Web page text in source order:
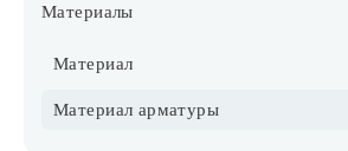
Материалы
Материал
Материал арматуры